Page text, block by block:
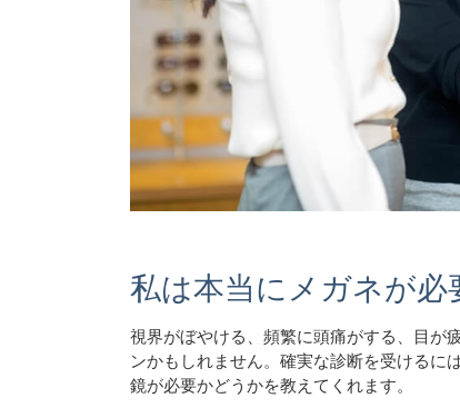
私は本当にメガネが必
視界がぼやける、頻繁に頭痛がする、目が
ンかもしれません。確実な診断を受けるに
鏡が必要かどうかを教えてくれます。